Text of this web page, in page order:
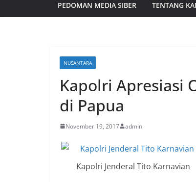
PEDOMAN MEDIA SIBER TENTANG
NUSANTARA
Kapolri Apresiasi
di Papua
November 19, 2017 admin
Kapolri Jenderal Tito Karnavian